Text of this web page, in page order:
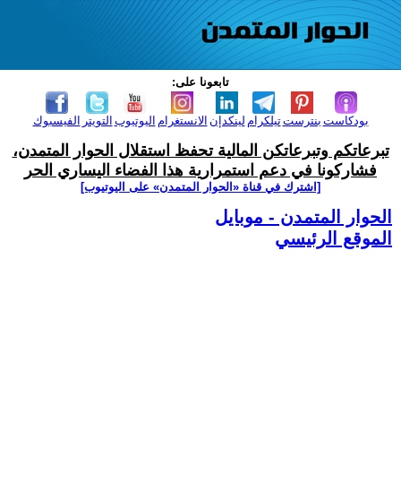
تابعونا على:
الفيسبوك التويتر اليوتيوب الانستغرام لينكدإن تيلكرامبنترست بودكاست
تبرعاتكم وتبرعاتكن المالية تحفظ استقلال الحوار المتمدن،
فشاركونا في دعم استمرارية هذا الفضاء اليساري الحر
[اشترك في قناة ‫«الحوار المتمدن» على اليوتيوب]
الحوار المتمدن - موبايل
الموقع الرئيسي